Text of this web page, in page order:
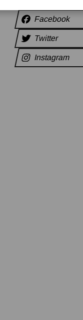
Facebook
Twitter
Instagram